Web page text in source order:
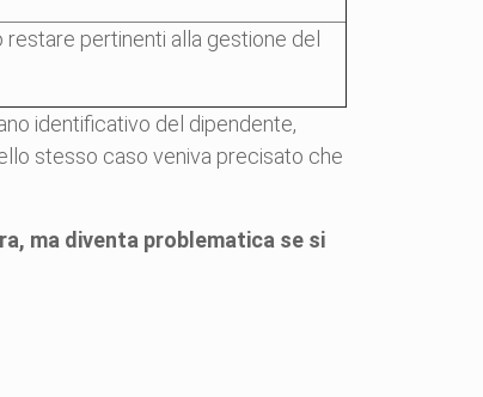
restare pertinenti alla gestione del
identificativo del dipendente,
stesso caso veniva precisato che
ma diventa problematica se si